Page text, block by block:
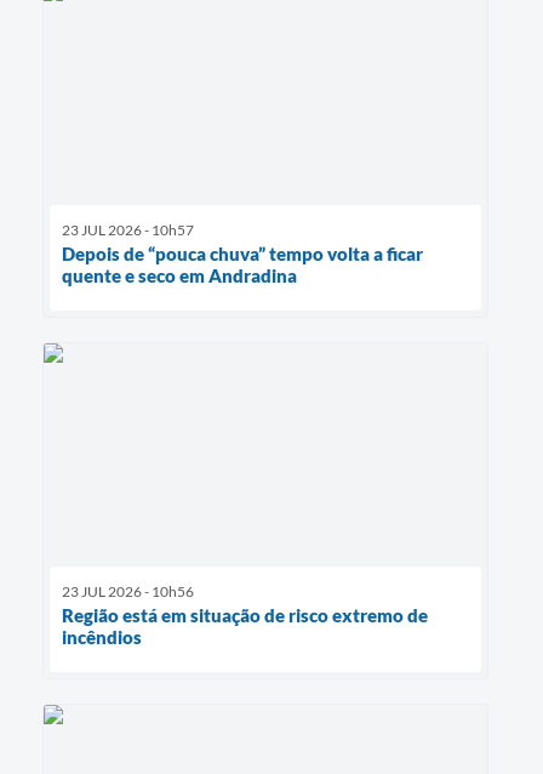
23 JUL 2026 - 10h57
Depois de “pouca chuva” tempo volta a ficar
quente e seco em Andradina
23 JUL 2026 - 10h56
Região está em situação de risco extremo de
incêndios